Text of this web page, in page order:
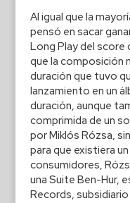
Al igual que la
pensó en sacar
Long Play del score
que la composición
duración que tuvo
lanzamiento en un
duración, aunque
comprimida de un
por Miklós Rózsa,
para que existiera
consumidores,
una Suite Ben-Hur,
Records, subsidiario